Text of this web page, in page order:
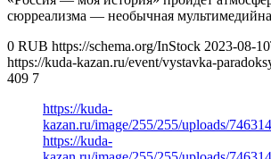
сюрреализма — необычная
0 RUB https://schema.org/InStock 2023-08-
https://kuda-kazan.ru/event/vystavka-
409 7
https://kuda-
kazan.ru/image/255/255/uploads/
https://kuda-